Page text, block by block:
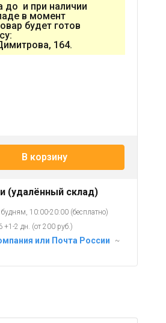
до и при наличии
в момент
будет готов
164.
В корзину
(удалённый склад)
будням, 10:00-20:00 (бесплатно)
+1-2 дн. (от 200 руб.)
или Почта России
~